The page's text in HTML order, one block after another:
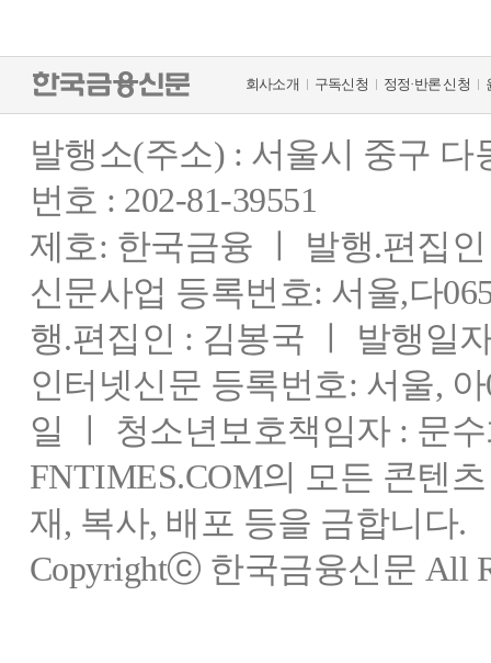
회사소개 구독신청 정정·반론 신청
발행소(주소) : 서울시 중구
번호 : 202-81-39551
제호: 한국금융 ㅣ 발행.편집
신문사업 등록번호: 서울,다
행.편집인 : 김봉국 ㅣ 발행일
인터넷신문 등록번호: 서울,
일 ㅣ 청소년보호책임자 : 문
FNTIMES.COM의 모든 콘텐
재, 복사, 배포 등을 금합니다.
Copyrightⓒ 한국금융신문 All